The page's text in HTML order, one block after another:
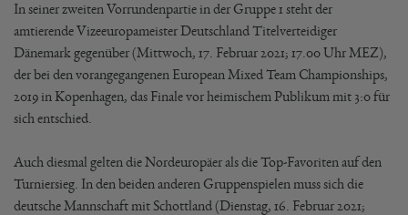
In seiner zweiten Vorrundenpartie in der Gruppe 1 steht der
amtierende Vizeeuropameister Deutschland Titelverteidiger
Dänemark gegenüber (Mittwoch, 17. Februar 2021; 17.00 Uhr MEZ),
der bei den vorangegangenen European Mixed Team Championships,
2019 in Kopenhagen, das Finale vor heimischem Publikum mit 3:0 für
sich entschied.
Auch diesmal gelten die Nordeuropäer als die Top-Favoriten auf den
Turniersieg. In den beiden anderen Gruppenspielen muss sich die
deutsche Mannschaft mit Schottland (Dienstag, 16. Februar 2021;